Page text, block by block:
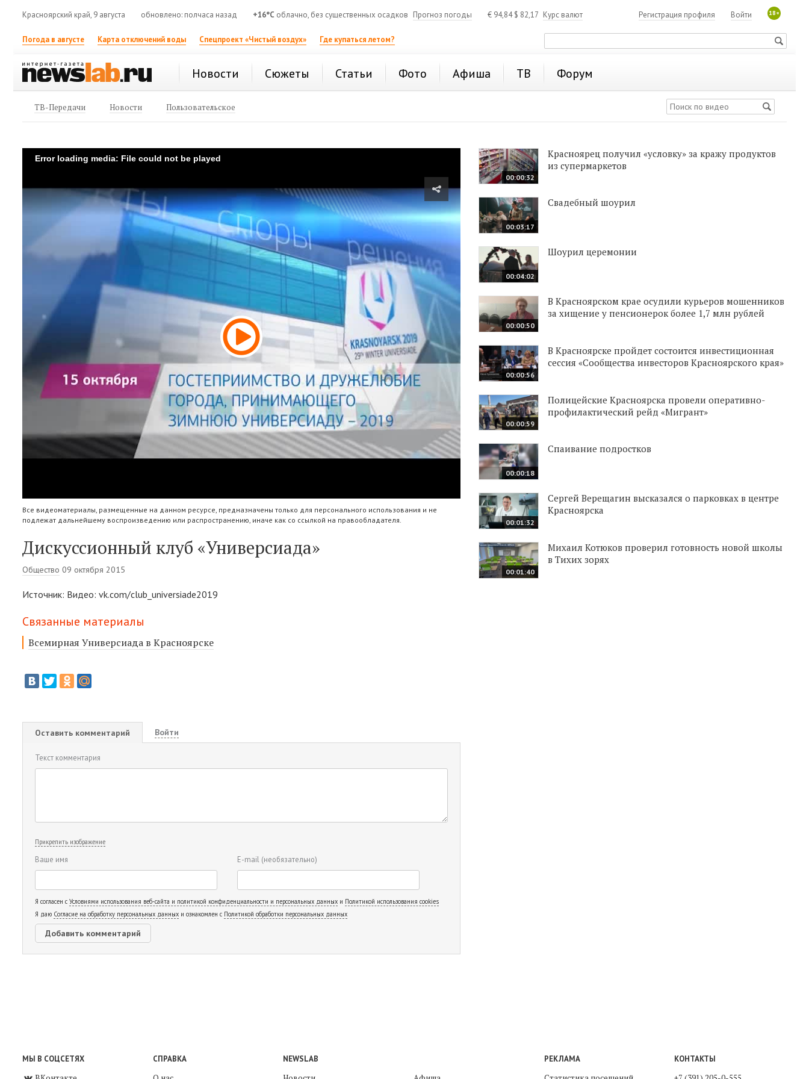
Красноярский край, 9 августа обновлено: полчаса назад +16°C облачно, без существенных осадков Прогноз погоды € 94,84$ 82,17 Курс валют 18+
Войти
Регистрация профиля
Погода в августе Карта отключений воды Спецпроект «Чистый воздух» Где купаться летом?
Новости Сюжеты Статьи Фото Афиша ТВ Форум
ТВ-Передачи Новости Пользовательское
Error loading media: File could not be played
Все видеоматериалы, размещенные на данном ресурсе, предназначены только для персонального использования и не
подлежат дальнейшему воспроизведению или распространению, иначе как со ссылкой на правообладателя.
Дискуссионный клуб «Универсиада»
Общество 09 октября 2015
Источник: Видео: vk.com/club_universiade2019
Связанные материалы
Всемирная Универсиада в Красноярске
Оставить комментарий Войти
Текст комментария
Прикрепить изображение
Ваше имя E-mail (необязательно)
Я согласен с Условиями использования веб-сайта и политикой конфиденциальности и персональных данных и Политикой использования cookies
Я даю Согласие на обработку персональных данных и ознакомлен с Политикой обработки персональных данных
00:00:32
Красноярец получил «условку» за кражу продуктов
из супермаркетов
00:03:17
Свадебный шоурил
00:04:02
Шоурил церемонии
00:00:50
В Красноярском крае осудили курьеров мошенников
за хищение у пенсионерок более 1,7 млн рублей
00:00:56
В Красноярске пройдет состоится инвестиционная
сессия «Сообщества инвесторов Красноярского края»
00:00:59
Полицейские Красноярска провели оперативно-
профилактический рейд «Мигрант»
00:00:18
Спаивание подростков
00:01:32
Сергей Верещагин высказался о парковках в центре
Красноярска
00:01:40
Михаил Котюков проверил готовность новой школы
в Тихих зорях
МЫ В СОЦСЕТЯХ СПРАВКА NEWSLAB РЕКЛАМА КОНТАКТЫ